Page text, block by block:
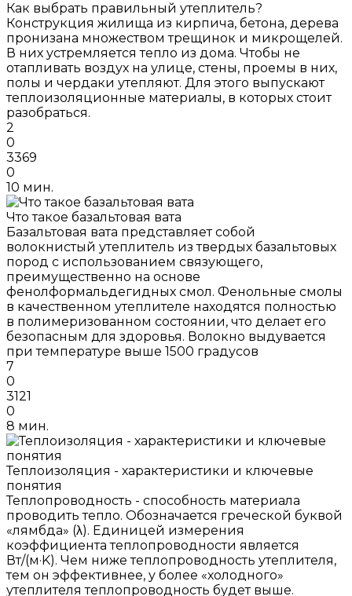
Как выбрать правильный утеплитель?
Конструкция жилища из кирпича, бетона, дерева
пронизана множеством трещинок и микрощелей.
В них устремляется тепло из дома. Чтобы не
отапливать воздух на улице, стены, проемы в них,
полы и чердаки утепляют. Для этого выпускают
теплоизоляционные материалы, в которых стоит
разобраться.
2
0
3369
0
10 мин.
Что такое базальтовая вата
Базальтовая вата представляет собой
волокнистый утеплитель из твердых базальтовых
пород с использованием связующего,
преимущественно на основе
фенолформальдегидных смол. Фенольные смолы
в качественном утеплителе находятся полностью
в полимеризованном состоянии, что делает его
безопасным для здоровья. Волокно выдувается
при температуре выше 1500 градусов
7
0
3121
0
8 мин.
Теплоизоляция - характеристики и ключевые
понятия
Теплопроводность - способность материала
проводить тепло. Обозначается греческой буквой
«лямбда» (λ). Единицей измерения
коэффициента теплопроводности является
Вт/(м·K). Чем ниже теплопроводность утеплителя,
тем он эффективнее, у более «холодного»
утеплителя теплопроводность будет выше.